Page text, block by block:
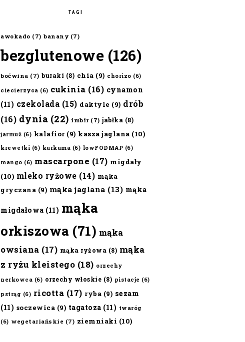
TAGI
awokado (7) banany (7)
bezglutenowe (126)
boćwina (7) buraki (8) chia (9) chorizo (6)
ciecierzyca (6) cukinia (16) cynamon
(11) czekolada (15) daktyle (9) drób
(16) dynia (22) imbir (7) jabłka (8)
jarmuż (6) kalafior(9) kasza jaglana (10)
krewetki (6) kurkuma (6) lowFODMAP (6)
mango (6) mascarpone (17) migdały
(10) mleko ryżowe (14) mąka
gryczana (9) mąka jaglana (13) mąka
migdałowa (11) mąka
orkiszowa (71) mąka
owsiana (17) mąka ryżowa (8) mąka
z ryżu kleistego (18) orzechy
nerkowca (6) orzechy włoskie (8) pistacje (6)
pstrąg (6) ricotta (17) ryba (9) sezam
(11) soczewica (9) tagatoza (11) twaróg
(6) wegetariańskie (7) ziemniaki (10)